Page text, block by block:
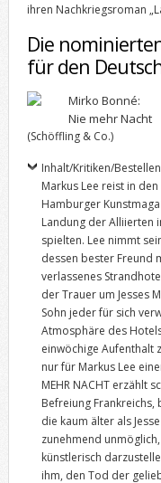
ihren Nachkriegsroman
Die
für den
Mirko Bonné:
Nie mehr Nacht
(Schöffling & Co.)
Inhalt/Kritiken/Bestellen
Markus Lee reist in
Hamburger
Landung der Alliierten
spielten. Lee nimmt
dessen bester Freund
verlassenes
der Trauer um Jesses
Sohn jeder für sich
Atmosphäre des
einwöchige Aufenthalt
nur für Markus Lee
MEHR NACHT erzählt
Befreiung Frankreichs,
die kaum älter als
zunehmend
künstlerisch
ihm, den Tod der